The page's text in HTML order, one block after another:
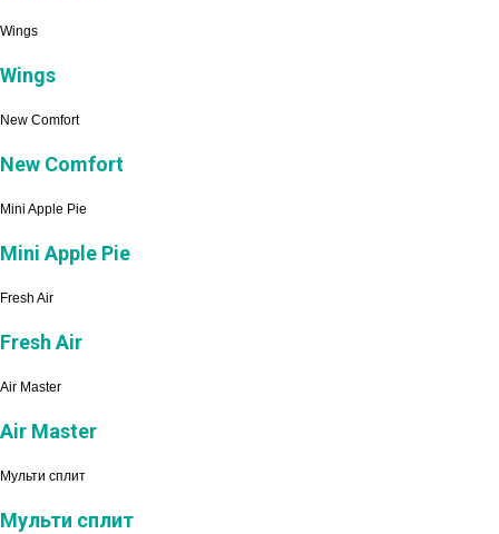
Wings
Wings
New Comfort
New Comfort
Mini Apple Pie
Mini Apple Pie
Fresh Air
Fresh Air
Air Master
Air Master
Мульти сплит
Мульти сплит